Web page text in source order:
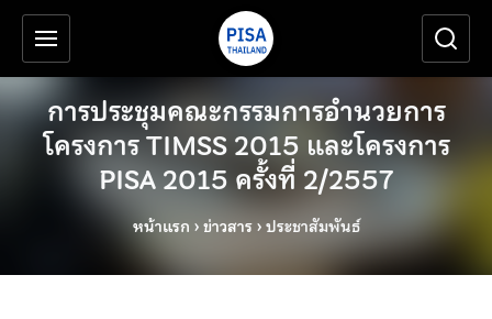
ข้ามไปยังเนื้อหาหลัก
เครื่องมือช่วยเหลือ
การประชุมคณะกรรมการอำนวยการ
โครงการ TIMSS 2015 และโครงการ
PISA 2015 ครั้งที่ 2/2557
หน้าแรก ›ข่าวสาร›ประชาสัมพันธ์